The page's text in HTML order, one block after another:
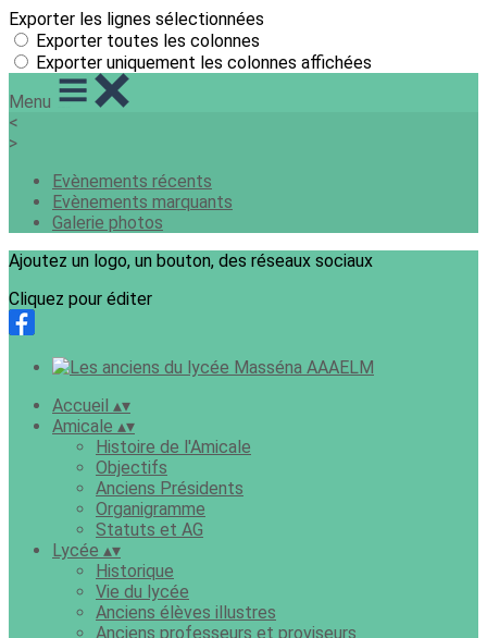
Exporter les lignes sélectionnées
Exporter toutes les colonnes
Exporter uniquement les colonnes affichées
Menu
<
>
Evènements récents
Evènements marquants
Galerie photos
Ajoutez un logo, un bouton, des réseaux sociaux
Cliquez pour éditer
Accueil ▴▾
Amicale ▴▾
Histoire de l'Amicale
Objectifs
Anciens Présidents
Organigramme
Statuts et AG
Lycée ▴▾
Historique
Vie du lycée
Anciens élèves illustres
Anciens professeurs et proviseurs